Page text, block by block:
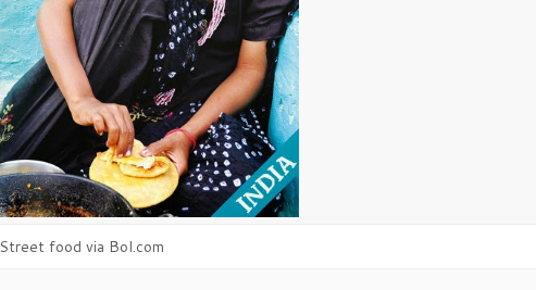
Street food via Bol.com